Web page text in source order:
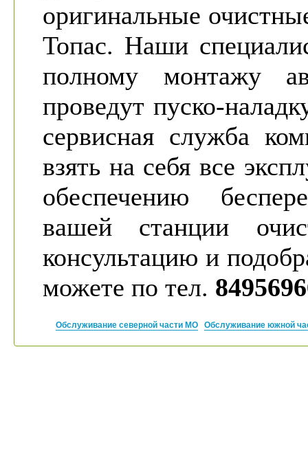
оригинальные
Топас. Наши
полному монтажу
проведут пуско-
сервисная служба
взять на себя все
обеспечению
вашей станции
консультацию и
можете по тел.
Обслуживание северной части МО Обслуживание южной